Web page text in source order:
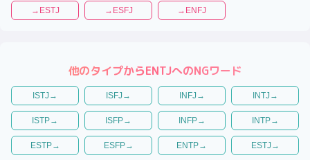
→ ESTJ → ESFJ → ENFJ
他のタイプからENTJへのNGワード
ISTJ → ISFJ → INFJ → INTJ →
ISTP→ ISFP→ INFP→ INTP→
ESTP→ ESFP→ ENTP→ ESTJ →